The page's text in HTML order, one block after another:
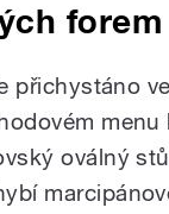
forem
přichystáno
oválný